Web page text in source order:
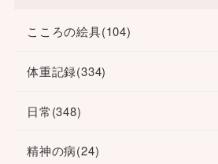
こころの絵具(104)
体重記録(334)
日常(348)
精神の病(24)